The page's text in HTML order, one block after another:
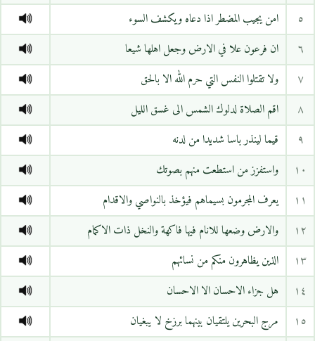
٥
امن يجيب المضطر اذا دعاه ويكشف السوء
٦
ان فرعون علا في الارض وجعل اهلها شيعا
٧
ولا تقتلوا النفس التي حرم الله الا بالحق
٨
اقم الصلاة لدلوك الشمس الى غسق الليل
٩
قيما لينذر باسا شديدا من لدنه
١٠
واستفزز من استطعت منهم بصوتك
١١
يعرف المجرمون بسيماهم فيؤخذ بالنواصي والاقدام
١٢
والارض وضعها للانام فيها فاكهة والنخل ذات الاكمام
١٣
الذين يظاهرون منكم من نسائهم
١٤
هل جزاء الاحسان الا الاحسان
١٥
مرج البحرين يلتقيان بينهما برزخ لا يبغيان